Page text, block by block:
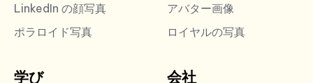
LinkedIn の顔写真
ポラロイド写真
アバター画像
ロイヤルの写真
学び 会社